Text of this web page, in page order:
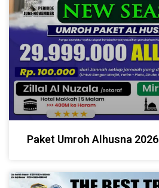
Paket Umroh Alhusna 2026